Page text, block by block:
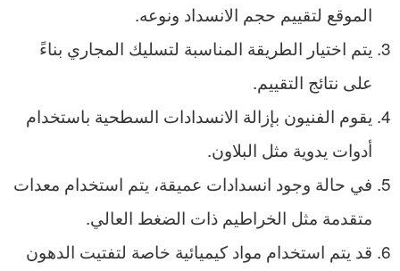
الموقع لتقييم حجم الانسداد ونوعه.
يتم اختيار الطريقة المناسبة لتسليك المجاري بناءً
على نتائج التقييم.
يقوم الفنيون بإزالة الانسدادات السطحية باستخدام
أدوات يدوية مثل البلاون.
في حالة وجود انسدادات عميقة، يتم استخدام معدات
متقدمة مثل الخراطيم ذات الضغط العالي.
قد يتم استخدام مواد كيميائية خاصة لتفتيت الدهون